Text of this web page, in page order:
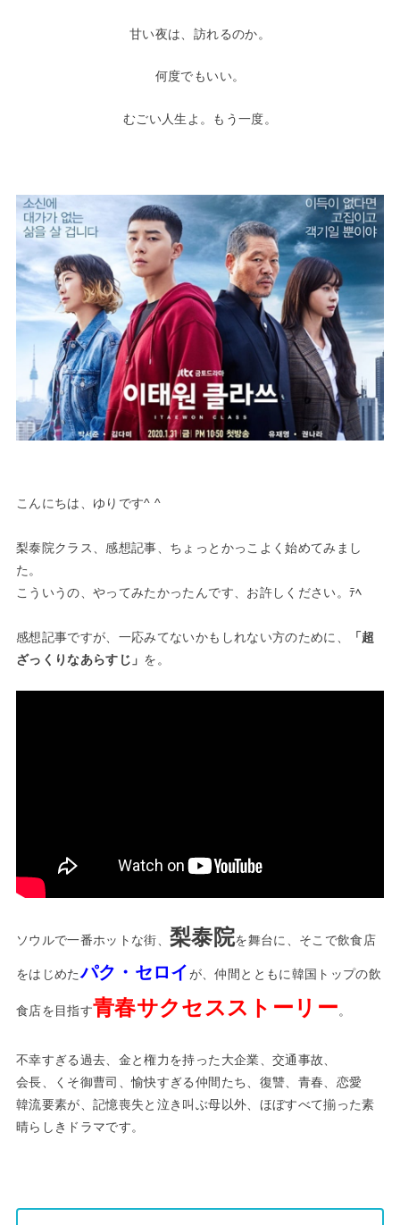
甘い夜は、訪れるのか。
何度でもいい。
むごい人生よ。もう一度。
こんにちは、ゆりです^ ^
梨泰院クラス、感想記事、ちょっとかっこよく始めてみまし
た。
こういうの、やってみたかったんです、お許しください。ﾃﾍ
感想記事ですが、一応みてないかもしれない方のために、
「超
ざっくりなあらすじ」 を。
ソウルで一番ホットな街、梨泰院を舞台に、そこで飲食店
をはじめたパク・セロイが、仲間とともに韓国トップの飲
食店を目指す青春サクセスストーリー。
不幸すぎる過去、金と権力を持った大企業、交通事故、
会長、くそ御曹司、愉快すぎる仲間たち、復讐、青春、恋愛
韓流要素が、記憶喪失と泣き叫ぶ母以外、ほぼすべて揃った素
晴らしきドラマです。